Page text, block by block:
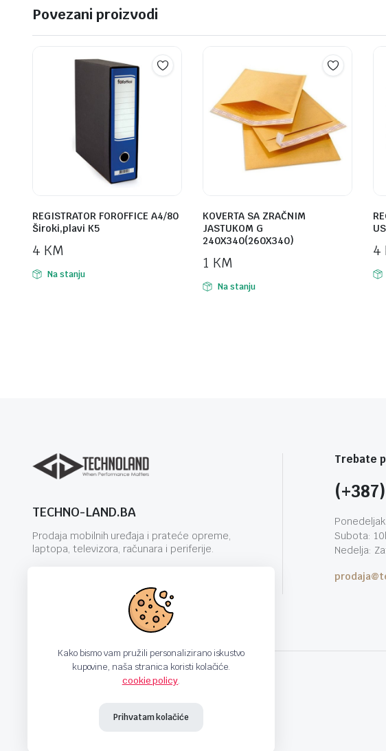
Povezani proizvodi
REGISTRATOR FOROFFICE A4/80
Široki,plavi K5
4 KM
Na stanju
KOVERTA SA ZRAČNIM
JASTUKOM G
240X340(260X340)
1 KM
Na stanju
4
TECHNO-LAND.BA
Prodaja mobilnih uređaja i prateće opreme,
laptopa, televizora, računara i periferije.
Trebate
Subota:
Nedelja:
Kako bismo vam pružili personalizirano iskustvo
kupovine, naša stranica koristi kolačiće.
cookie policy.
Prihvatam kolačiće